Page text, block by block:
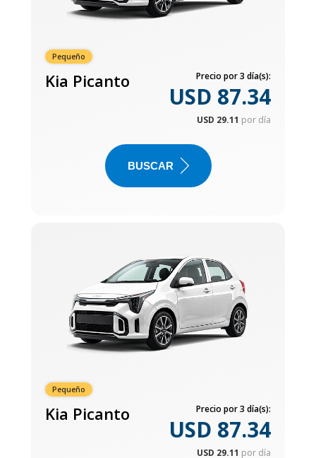
Pequeño
Kia Picanto Precio por 3 día(s):
USD 87.34
USD 29.11 por día
BUSCAR
Pequeño
Kia Picanto Precio por 3 día(s):
USD 87.34
USD 29.11 por día